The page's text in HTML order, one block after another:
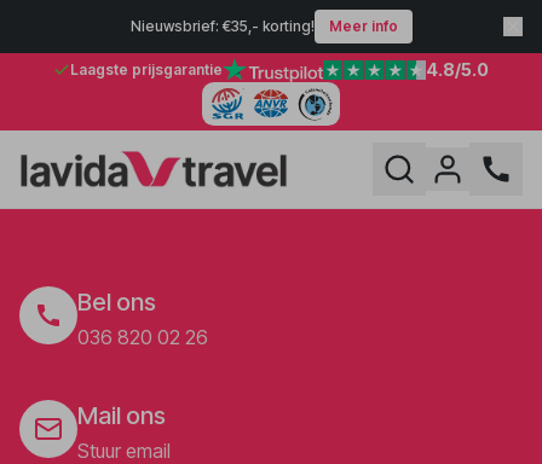
Nieuwsbrief: €35,- korting! Meer info
Laagste prijsgarantie 4.8/5.0
Bel ons
036 820 02 26
Mail ons
Stuur email